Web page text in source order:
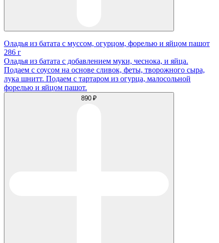
Оладья из батата с муссом, огурцом, форелью и яйцом пашот
286 г
Оладья из батата с добавлением муки, чеснока, и яйца.
Подаем с соусом на основе сливок, феты, творожного сыра,
лука шнитт. Подаем с тартаром из огурца, малосольной
форелью и яйцом пашот.
890 ₽